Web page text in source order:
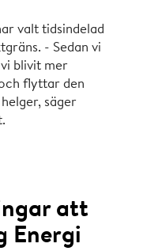
valt tidsindelad
- Sedan vi
blivit mer
flyttar den
säger
att
Energi